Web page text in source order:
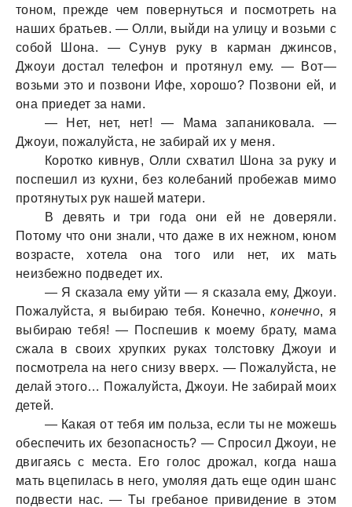
тоном, прежде чем повернуться и посмотреть на
наших братьев. — Олли, выйди на улицу и возьми с
собой Шона. — Сунув руку в карман джинсов,
Джоуи достал телефон и протянул ему. — Вот—
возьми это и позвони Ифе, хорошо? Позвони ей, и
она приедет за нами.
— Нет, нет, нет! — Мама запаниковала. —
Джоуи, пожалуйста, не забирай их у меня.
Коротко кивнув, Олли схватил Шона за руку и
поспешил из кухни, без колебаний пробежав мимо
протянутых рук нашей матери.
В девять и три года они ей не доверяли.
Потому что они знали, что даже в их нежном, юном
возрасте, хотела она того или нет, их мать
неизбежно подведет их.
— Я сказала ему уйти — я сказала ему, Джоуи.
Пожалуйста, я выбираю тебя. Конечно,конечно, я
выбираю тебя! — Поспешив к моему брату, мама
сжала в своих хрупких руках толстовку Джоуи и
посмотрела на него снизу вверх. — Пожалуйста, не
делай этого… Пожалуйста, Джоуи. Не забирай моих
детей.
— Какая от тебя им польза, если ты не можешь
обеспечить их безопасность? — Спросил Джоуи, не
двигаясь с места. Его голос дрожал, когда наша
мать вцепилась в него, умоляя дать еще один шанс
подвести нас. — Ты гребаное привидение в этом